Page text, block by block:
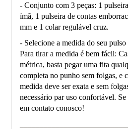
- Conjunto com 3 peças: 1
ímã, 1 pulseira de contas
mm e 1 colar regulável cruz.
- Selecione a medida do seu
Para tirar a medida é bem fácil:
métrica, basta pegar uma fita
completa no punho sem folgas, e
medida deve ser exata e sem
necessário par uso confortável.
em contato conosco!